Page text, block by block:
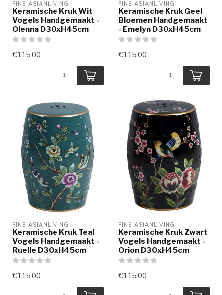
FINE ASIANLIVING
Keramische Kruk Wit
Vogels Handgemaakt -
Olenna D30xH45cm
€115,00
FINE ASIANLIVING
Keramische Kruk Geel
Bloemen Handgemaakt
- Emelyn D30xH45cm
€115,00
FINE ASIANLIVING
Keramische Kruk Teal
Vogels Handgemaakt -
Ruelle D30xH45cm
€115,00
FINE ASIANLIVING
Keramische Kruk Zwart
Vogels Handgemaakt -
Orion D30xH45cm
€115,00